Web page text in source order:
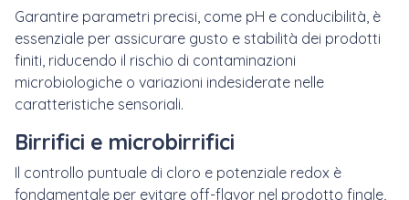
Garantire parametri precisi, come pH e conducibilità, è
essenziale per assicurare gusto e stabilità dei prodotti
finiti, riducendo il rischio di contaminazioni
microbiologiche o variazioni indesiderate nelle
caratteristiche sensoriali.
Birrifici e microbirrifici
Il controllo puntuale di cloro e potenziale redox è
fondamentale per evitare off-flavor nel prodotto finale,